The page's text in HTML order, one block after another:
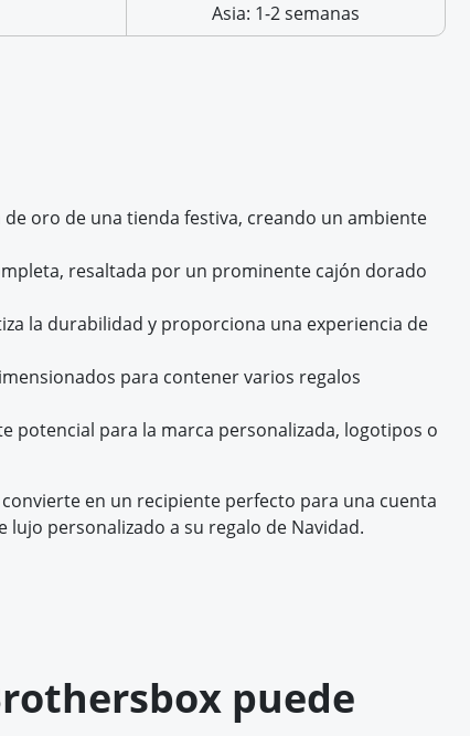
Asia: 1-2 semanas
oro de una tienda festiva, creando un ambiente
resaltada por un prominente cajón dorado
la durabilidad y proporciona una experiencia de
para contener varios regalos
potencial para la marca personalizada, logotipos o
en un recipiente perfecto para una cuenta
personalizado a su regalo de Navidad.
puede